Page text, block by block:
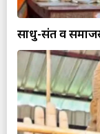
साधु-संत व